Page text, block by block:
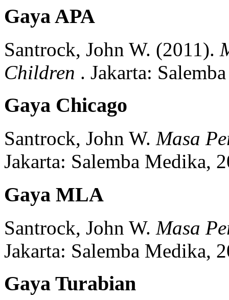
Gaya APA
Santrock, John W. (2011).
Children . Jakarta:
Gaya Chicago
Santrock, John W. Masa
Jakarta: Salemba Medika,
Gaya MLA
Santrock, John W. Masa
Jakarta: Salemba Medika,
Gaya Turabian